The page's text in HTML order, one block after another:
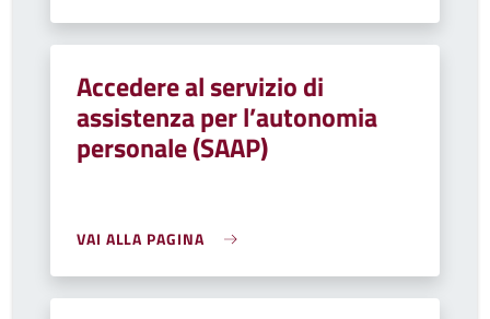
Accedere al servizio di
assistenza per l’autonomia
personale (SAAP)
VAI ALLA PAGINA